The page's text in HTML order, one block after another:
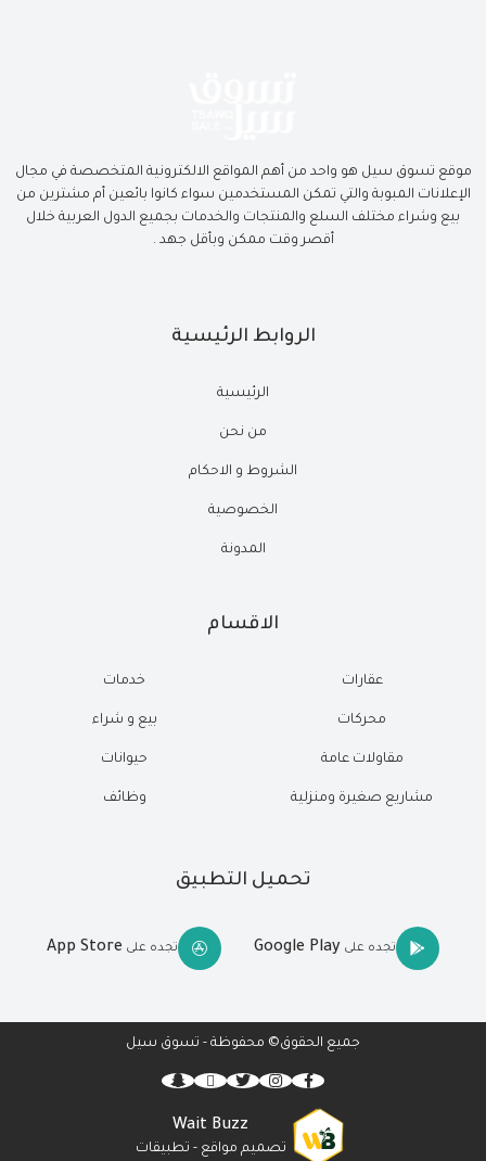
موقع تسوق سيل هو واحد من أهم المواقع الالكترونية المتخصصة في مجال
الإعلانات المبوبة والتي تمكن المستخدمين سواء كانوا بائعين أم مشترين من
بيع وشراء مختلف السلع والمنتجات والخدمات بجميع الدول العربية خلال
أقصر وقت ممكن وبأقل جهد .
الروابط الرئيسية
الرئيسية
من نحن
الشروط و الاحكام
الخصوصية
المدونة
الاقسام
عقارات
محركات
مقاولات عامة
مشاريع صغيرة ومنزلية
خدمات
بيع و شراء
حيوانات
وظائف
تحميل التطبيق
تجده على Google Play تجده على App Store
جميع الحقوق© محفوظة - تسوق سيل
Wait Buzz
تصميم مواقع - تطبيقات